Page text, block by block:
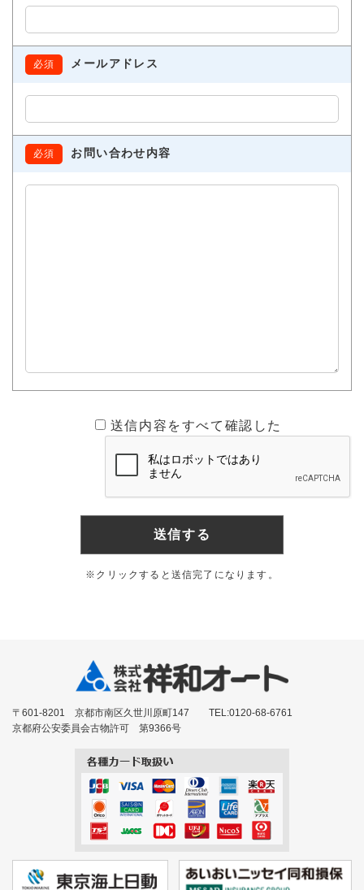
必須 メールアドレス
必須 お問い合わせ内容
送信内容をすべて確認した
※クリックすると送信完了になります。
〒601-8201 京都市南区久世川原町147 TEL:0120-68-6761
京都府公安委員会古物許可 第9366号